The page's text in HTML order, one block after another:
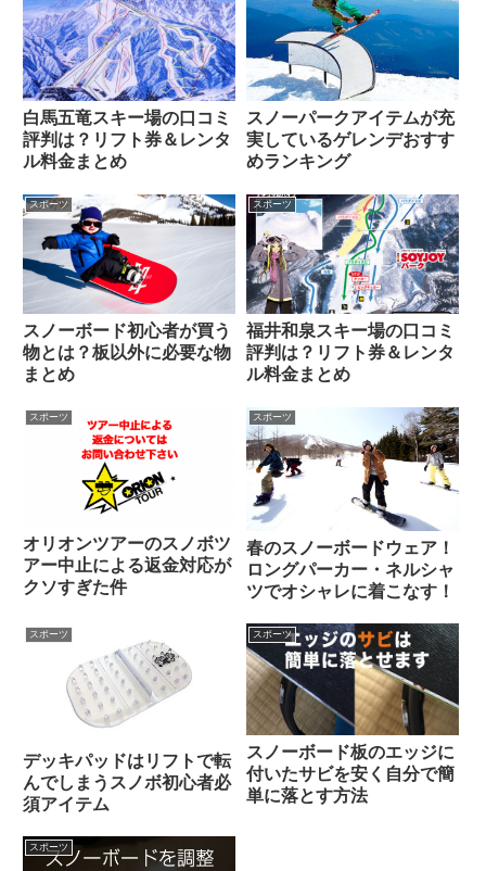
白馬五竜スキー場の口コミ
評判は？リフト券＆レンタ
ル料金まとめ
スノーパークアイテムが充
実しているゲレンデおすす
めランキング
スポーツ
スノーボード初心者が買う
物とは？板以外に必要な物
まとめ
スポーツ
福井和泉スキー場の口コミ
評判は？リフト券＆レンタ
ル料金まとめ
スポーツ
オリオンツアーのスノボツ
アー中止による返金対応が
クソすぎた件
スポーツ
春のスノーボードウェア！
ロングパーカー・ネルシャ
ツでオシャレに着こなす！
スポーツ
デッキパッドはリフトで転
んでしまうスノボ初心者必
須アイテム
スポーツ
スノーボード板のエッジに
付いたサビを安く自分で簡
単に落とす方法
スポーツ